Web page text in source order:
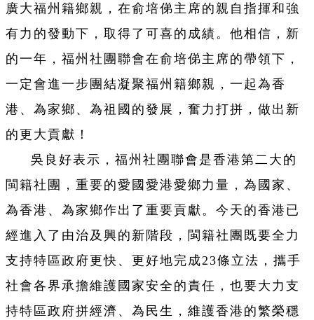
廣大福州籍鄉親，在俞培俤主席的親自指揮和強
有力的發動下，取得了可喜的成績。他相信，新
的一年，福州社團聯會在俞培俤主席的帶領下，
一定會進一步團結凝聚福州籍鄉親，一起為香
港、為家鄉、為祖國的發展，奮力打拼，做出新
的更大貢獻！
吳良好表示，福州社團聯會是香港第二大的
閩籍社團，重要的愛國愛港愛鄉力量，為國家、
為香港、為家鄉作出了重要貢獻。今天的香港已
經進入了由治及興的新階段，閩籍社團既要全力
支持特區政府更快、更好地完成23條立法，攜手
社會各界承擔維護國家安全的責任，也要大力支
持特區政府拼經濟、為民生，維護香港的繁榮穩